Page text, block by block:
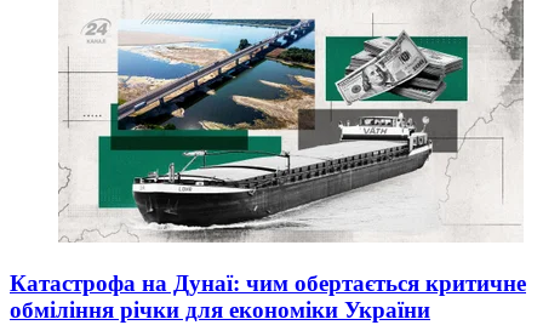
Катастрофа на Дунаї: чим обертається критичне
обміління річки для економіки України